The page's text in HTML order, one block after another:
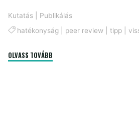
Kutatás
Publikálás
hatékonyság| peer review| tipp|
OLVASS TOVÁBB